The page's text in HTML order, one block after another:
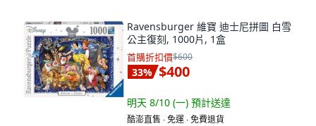
Ravensburger 維寶 迪士尼拼圖 白雪
公主復刻, 1000片, 1盒
首購折扣價$600
33% $400
明天 8/10 (一) 預計送達
酷澎直售 ∙ 免運 ∙ 免費退貨